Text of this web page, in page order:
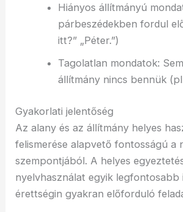
Hiányos állítmányú
párbeszédekben fordul
itt?” „Péter.”)
Tagolatlan mondatok:
állítmány nincs bennük (pl.
Gyakorlati jelentőség
Az alany és az állítmány helyes
felismerése alapvető fontosságú a
szempontjából. A helyes
nyelvhasználat egyik legfontosabb
érettségin gyakran előforduló